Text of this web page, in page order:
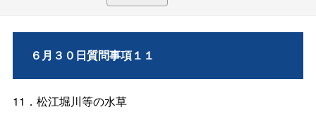
６月３０日質問事項１１
11 ．松江堀川等の水草